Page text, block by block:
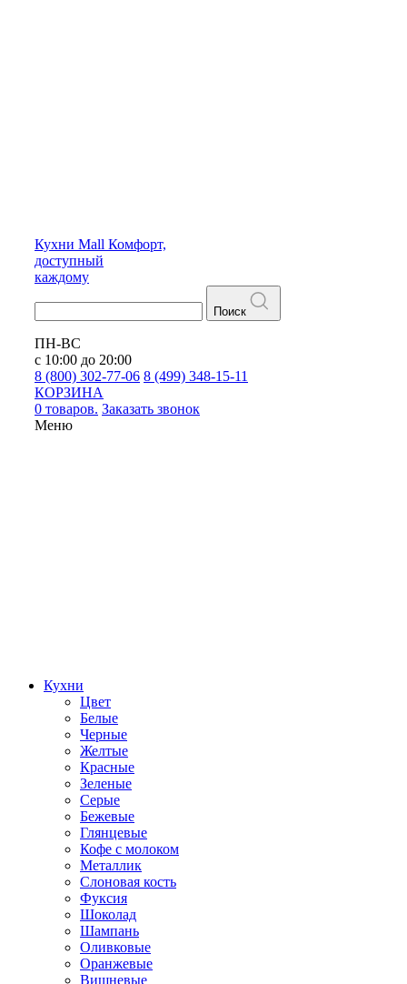
Кухни Mall Комфорт,
доступный
каждому
Поиск
ПН-ВС
с 10:00 до 20:00
8 (800) 302-77-06 8 (499) 348-15-11
КОРЗИНА
0 товаров. Заказать звонок
Меню
Кухни
Цвет
Белые
Черные
Желтые
Красные
Зеленые
Серые
Бежевые
Глянцевые
Кофе с молоком
Металлик
Слоновая кость
Фуксия
Шоколад
Шампань
Оливковые
Оранжевые
Вишневые